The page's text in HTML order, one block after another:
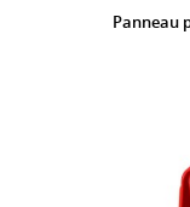
Panneau